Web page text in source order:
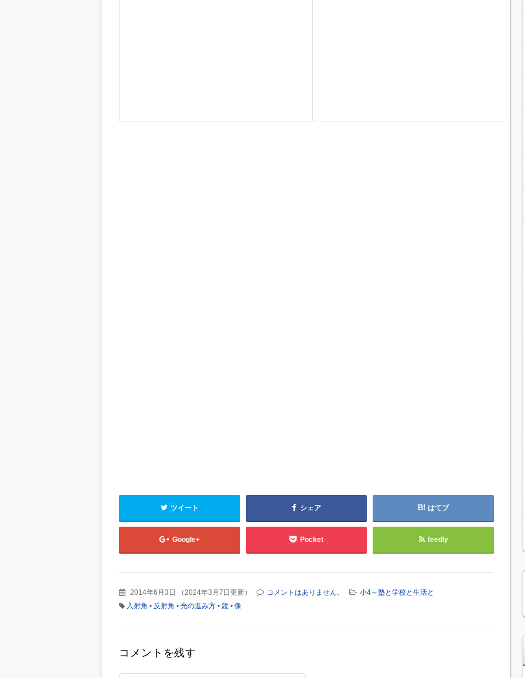
ツイート シェア はてブ
Google+ Pocket feedly
2014年6月3日 （2024年3月7日更新） コメントはありません。
小4～塾と学校と生活と
入射角 • 反射角 • 光の進み方 • 鏡 • 像
コメントを残す